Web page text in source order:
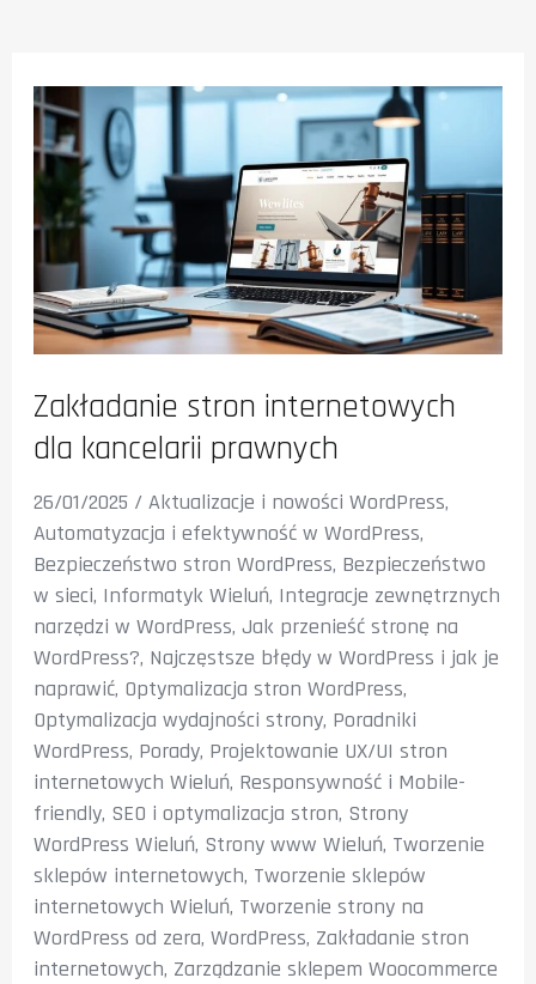
Zakładanie stron internetowych
dla kancelarii prawnych
26/01/2025 /Aktualizacje i nowości WordPress,
Automatyzacja i efektywność w WordPress,
Bezpieczeństwo stron WordPress, Bezpieczeństwo
w sieci, Informatyk Wieluń, Integracje zewnętrznych
narzędzi w WordPress,Jak przenieść stronę na
WordPress?, Najczęstsze błędy w WordPress i jak je
naprawić, Optymalizacja stron WordPress,
Optymalizacja wydajności strony, Poradniki
WordPress, Porady, Projektowanie UX/UI stron
internetowych Wieluń, Responsywność i Mobile-
friendly, SEO i optymalizacja stron, Strony
WordPress Wieluń, Strony www Wieluń, Tworzenie
sklepów internetowych, Tworzenie sklepów
internetowych Wieluń, Tworzenie strony na
WordPress od zera,WordPress, Zakładanie stron
internetowych, Zarządzanie sklepem Woocommerce